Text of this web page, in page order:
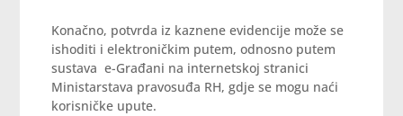
Konačno, potvrda iz kaznene evidencije može se
ishoditi i elektroničkim putem, odnosno putem
sustava e-Građani na internetskoj stranici
Ministarstava pravosuđa RH, gdje se mogu naći
korisničke upute.